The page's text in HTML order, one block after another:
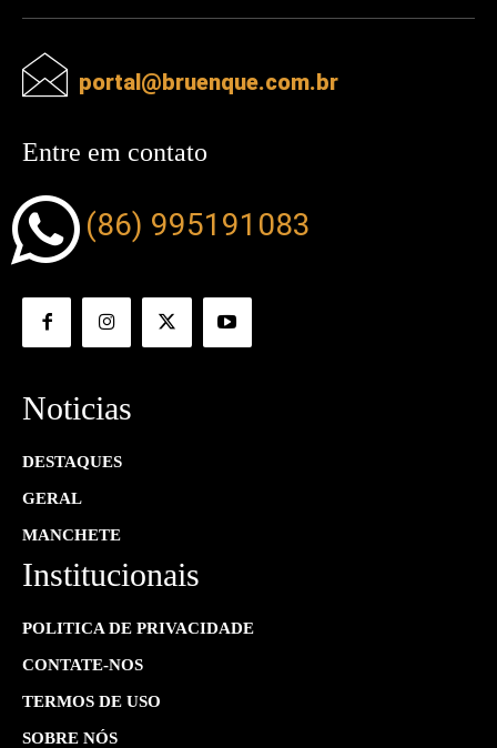
portal@bruenque.com.br
Entre em contato
(86) 995191083
Noticias
DESTAQUES
GERAL
MANCHETE
Institucionais
POLITICA DE PRIVACIDADE
CONTATE-NOS
TERMOS DE USO
SOBRE NÓS